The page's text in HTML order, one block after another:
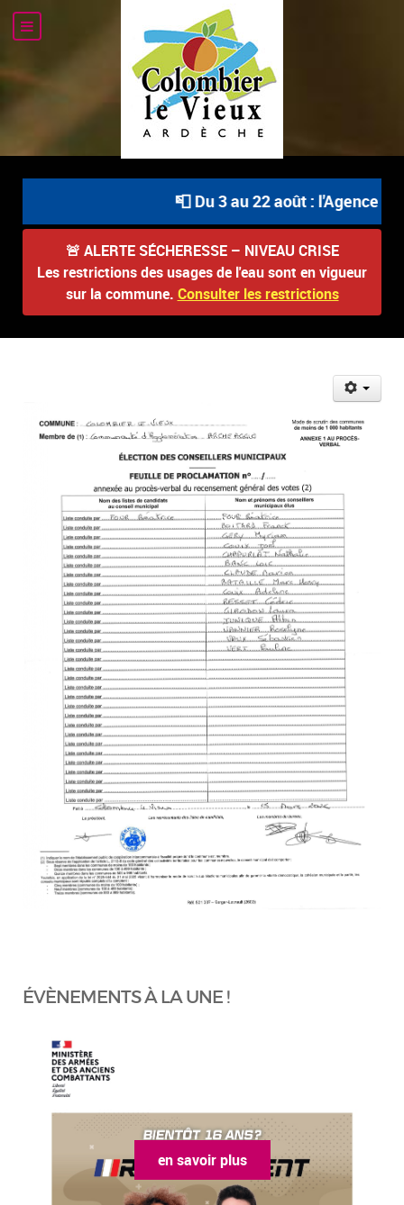
📮 Du 3 au 22 août : l'Agence
🚨 ALERTE SÉCHERESSE – NIVEAU CRISE
Les restrictions des usages de l'eau sont en vigueur
sur la commune. Consulter les restrictions
ÉVÈNEMENTS À LA UNE !
en savoir plus